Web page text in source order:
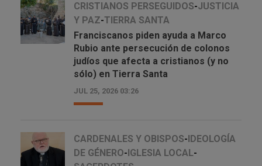
CRISTIANOS PERSEGUIDOS-JUSTICIA
Y PAZ-TIERRA SANTA
Franciscanos piden ayuda a Marco
Rubio ante persecución de colonos
judíos que afecta a cristianos (y no
sólo) en Tierra Santa
JUL 25, 2026 03:26
CARDENALES Y OBISPOS-IDEOLOGÍA
DE GÉNERO-IGLESIA LOCAL-